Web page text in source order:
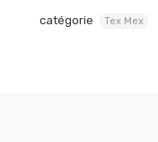
catégorie Tex Mex